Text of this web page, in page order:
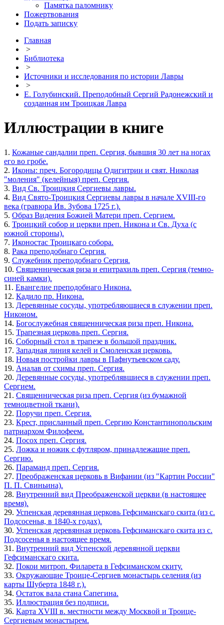
Памятка паломнику
Пожертвования
Подать записку
Главная
>
Библиотека
>
Источники и исследования по истории Лавры
>
Е. Голубинский. Преподобный Сергий Радонежский и
созданная им Троицкая Лавра
Иллюстрации в книге
1. Кожаные сандалии преп. Сергия, бывшия 30 лет на ногах
его во гробе.
2. Иконы: преч. Богородицы Одигитрии и свят. Николая
"моления" (келейныя) преп. Сергия.
3. Вид Св. Троицкия Сергиевы лавры.
4. Вид Свято-Троицкия Сергиевы лавры в начале XVIII-го
века (гравюра Ив. Зубова 1725 г.).
5. Образ Видения Божией Матери преп. Сергием.
6. Троицкий собор и церкви преп. Никона и Св. Духа (с
южной стороны).
7. Иконостас Троицкаго собора.
8. Рака преподобнаго Сергия.
9. Служебник преподобнаго Сергия.
10. Священническая риза и епитрахиль преп. Сергия (темно-
синей камки).
11. Евангелие преподобнаго Никона.
12. Кадило пр. Никона.
13. Деревянные сосуды, употребляющиеся в служении преп.
Никоном.
14. Богослужебная священническая риза преп. Никона.
15. Трапезная церковь преп. Сергия.
16. Соборный стол в трапезе в большой праздник.
17. Западная линия келей и Смоленская церковь.
18. Новыя постройки лавры в Пафнутьевском саду.
19. Аналав от схимы преп. Сергия.
20. Деревянные сосуды, употреблявшиеся в служении преп.
Сергием.
21. Священническая риза преп. Сергия (из бумажной
темноцветной ткани).
22. Поручи преп. Сергия.
23. Крест, присланный преп. Сергию Константинопольским
патриархом Филофеем.
24. Посох преп. Сергия.
25. Ложка и ножик с футляром, принадлежащие преп.
Сергию.
26. Параманд преп. Сергия.
27. Преображенская церковь в Вифании (из "Картин России"
П. П. Свиньина).
28. Внутренний вид Преображенской церкви (в настоящее
время).
29. Успенская деревянная церковь Гефсиманскаго скита (из с.
Подсосенья, в 1840-х годах).
30. Успенская деревянная церковь Гефсиманскаго скита из с.
Подсосенья в настоящее время.
31. Внутренний вид Успенской деревянной церкви
Гефсиманскаго скита.
32. Покои митроп. Филарета в Гефсиманском скиту.
33. Окружающие Троице-Сергиев монастырь селения (из
карты Шуберта 1848 г.).
34. Остаток вала стана Сапегина.
35. Иллюстрация без подписи.
36. Карта XVIII в. местности между Москвой и Троице-
Сергиевым монастырем.